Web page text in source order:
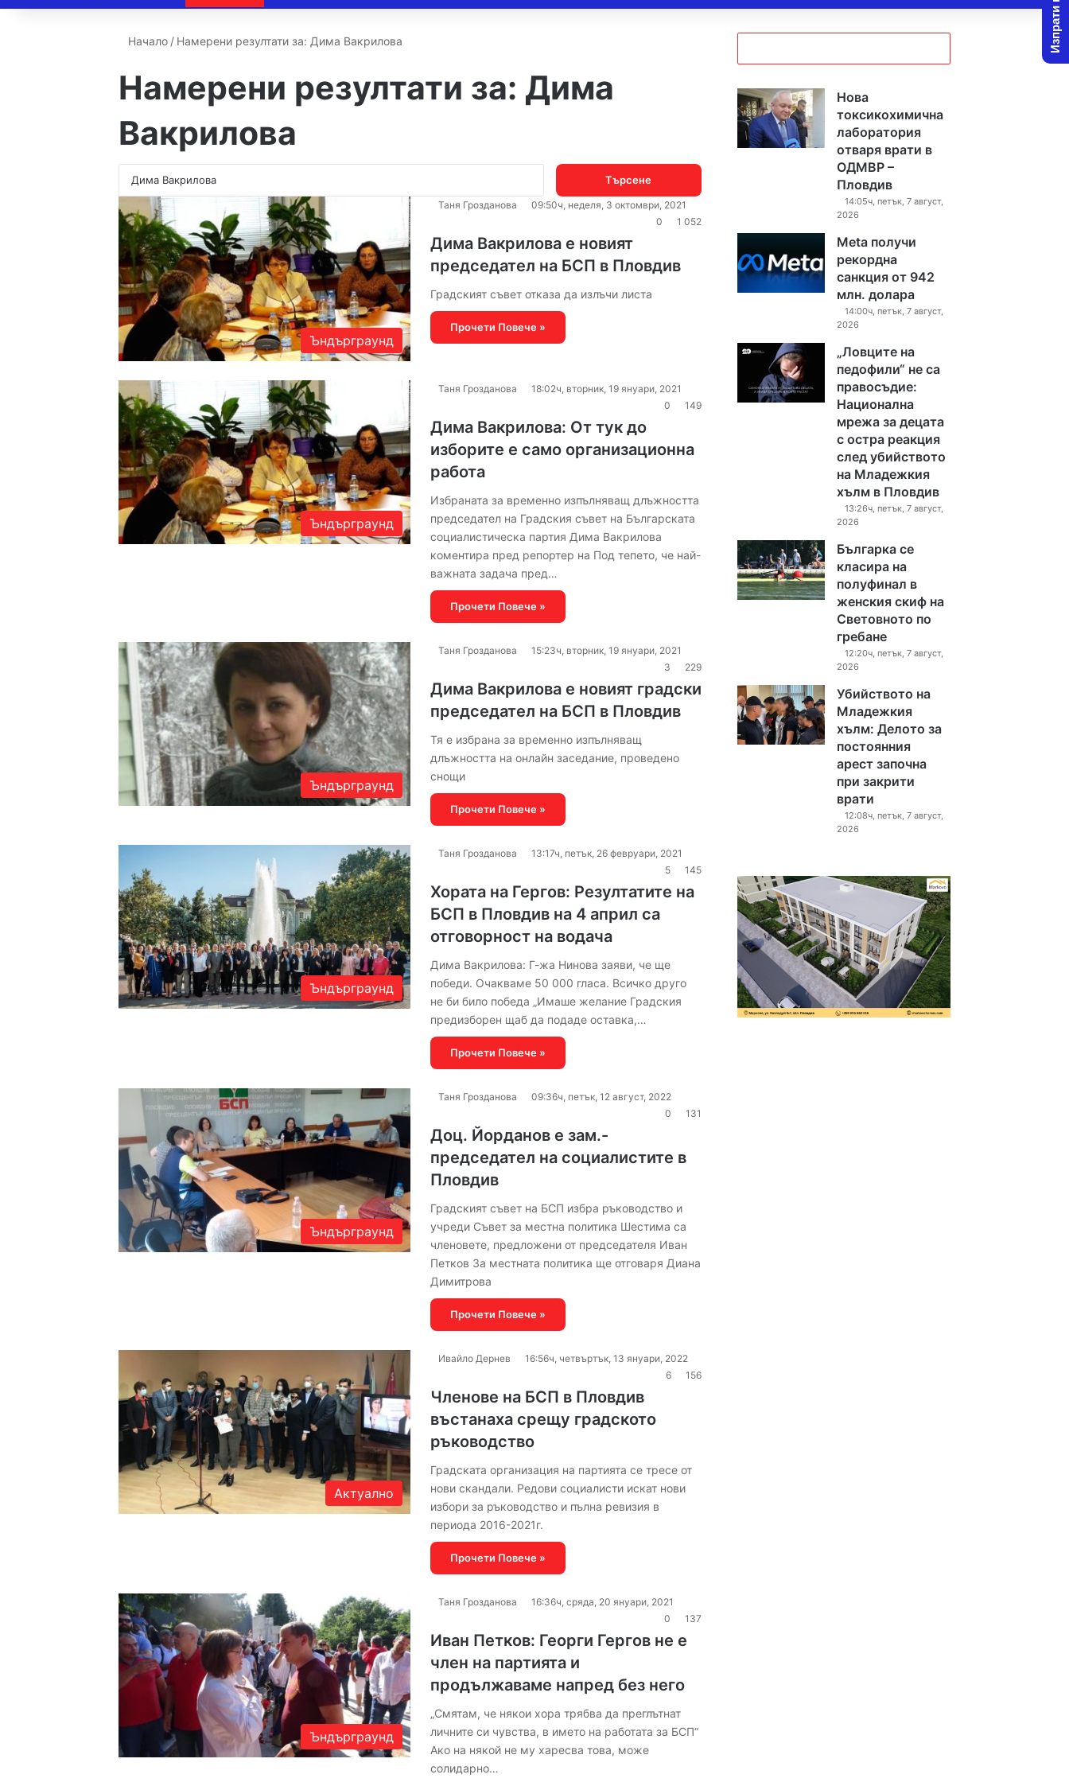
Начало / Намерени резултати за: Дима Вакрилова
Намерени резултати за: Дима
Вакрилова
Търсене
за:
Ъндърграунд
Таня Грозданова
09:50ч, неделя, 3 октомври, 2021
0
1 052
Дима Вакрилова е новият
председател на БСП в Пловдив
Градският съвет отказа да излъчи листа
Прочети Повече »
Ъндърграунд
Таня Грозданова
18:02ч, вторник, 19 януари, 2021
0
149
Дима Вакрилова: От тук до
изборите е само организационна
работа
Избраната за временно изпълняващ длъжността
председател на Градския съвет на Българската
социалистическа партия Дима Вакрилова
коментира пред репортер на Под тепето, че най-
важната задача пред…
Прочети Повече »
Ъндърграунд
Таня Грозданова
15:23ч, вторник, 19 януари, 2021
3
229
Дима Вакрилова е новият градски
председател на БСП в Пловдив
Тя е избрана за временно изпълняващ
длъжността на онлайн заседание, проведено
снощи
Прочети Повече »
Ъндърграунд
Таня Грозданова
13:17ч, петък, 26 февруари, 2021
5
145
Хората на Гергов: Резултатите на
БСП в Пловдив на 4 април са
отговорност на водача
Дима Вакрилова: Г-жа Нинова заяви, че ще
победи. Очакваме 50 000 гласа. Всичко друго
не би било победа „Имаше желание Градския
предизборен щаб да подаде оставка,…
Прочети Повече »
Ъндърграунд
Таня Грозданова
09:36ч, петък, 12 август, 2022
0
131
Доц. Йорданов е зам.-
председател на социалистите в
Пловдив
Градският съвет на БСП избра ръководство и
учреди Съвет за местна политика Шестима са
членовете, предложени от председателя Иван
Петков За местната политика ще отговаря Диана
Димитрова
Прочети Повече »
Актуално
Ивайло Дернев
16:56ч, четвъртък, 13 януари, 2022
6
156
Членове на БСП в Пловдив
въстанаха срещу градското
ръководство
Градската организация на партията се тресе от
нови скандали. Редови социалисти искат нови
избори за ръководство и пълна ревизия в
периода 2016-2021г.
Прочети Повече »
Ъндърграунд
Таня Грозданова
16:36ч, сряда, 20 януари, 2021
0
137
Иван Петков: Георги Гергов не е
член на партията и
продължаваме напред без него
„Смятам, че някои хора трябва да преглътнат
личните си чувства, в името на работата за БСП“
Ако на някой не му харесва това, може
солидарно…
Нова
токсикохимична
лаборатория
отваря врати в
ОДМВР –
Пловдив
14:05ч, петък, 7 август,
2026
Meta получи
рекордна
санкция от 942
млн. долара
14:00ч, петък, 7 август,
2026
„Ловците на
педофили“ не са
правосъдие:
Национална
мрежа за децата
с остра реакция
след убийството
на Младежкия
хълм в Пловдив
13:26ч, петък, 7 август,
2026
Българка се
класира на
полуфинал в
женския скиф на
Световното по
гребане
12:20ч, петък, 7 август,
2026
Убийството на
Младежкия
хълм: Делото за
постоянния
арест започна
при закрити
врати
12:08ч, петък, 7 август,
2026